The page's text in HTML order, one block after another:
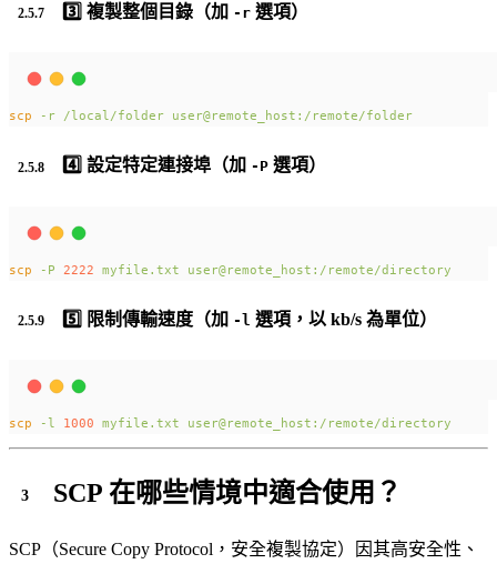
3️⃣ 複製整個目錄（加 -r 選項）
scp -r /local/folder user@remote_host:/remote/folder
4️⃣ 設定特定連接埠（加 -P 選項）
scp -P 2222 myfile.txt user@remote_host:/remote/directory
5️⃣ 限制傳輸速度（加 -l 選項，以 kb/s 為單位）
scp -l 1000 myfile.txt user@remote_host:/remote/directory
SCP 在哪些情境中適合使用？
SCP（Secure Copy Protocol，安全複製協定）因其高安全性、